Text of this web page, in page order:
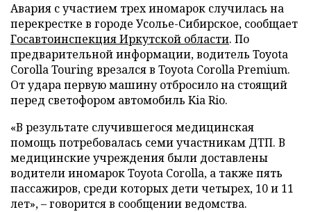
Авария с участием трех иномарок случилась на
перекрестке в городе Усолье-Сибирское, сообщает
Госавтоинспекция Иркутской области. По
предварительной информации, водитель Toyota
Corolla Touring врезался в Toyota Corolla Premium.
От удара первую машину отбросило на стоящий
перед светофором автомобиль Kia Rio.
«В результате случившегося медицинская
помощь потребовалась семи участникам ДТП. В
медицинские учреждения были доставлены
водители иномарок Toyota Corolla, а также пять
пассажиров, среди которых дети четырех, 10 и 11
лет», – говорится в сообщении ведомства.